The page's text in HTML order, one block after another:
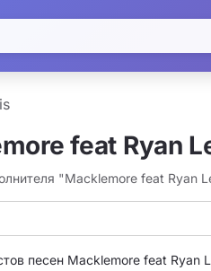
feat Ryan
"Macklemore feat Ryan
песен Macklemore feat